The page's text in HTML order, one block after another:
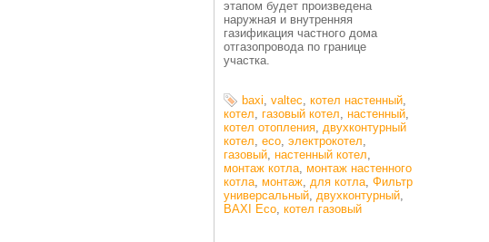
этапом будет произведена
наружная и внутренняя
газификация частного дома
отгазопровода по границе
участка.
baxi, valtec, котел настенный,
котел, газовый котел, настенный,
котел отопления, двухконтурный
котел, eco, электрокотел,
газовый, настенный котел,
монтаж котла, монтаж настенного
котла, монтаж, для котла, Фильтр
универсальный, двухконтурный,
BAXI Eco, котел газовый